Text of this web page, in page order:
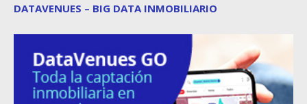
DATAVENUES – BIG DATA INMOBILIARIO